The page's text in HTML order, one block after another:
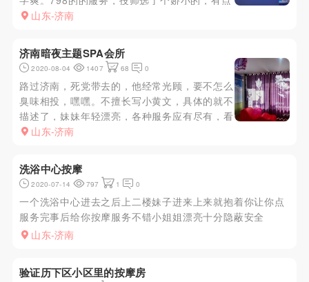
童颜巨乳的感觉，胸有C，但身材娇小，显大嘿
山东-济南
济南暗夜主题SPA会所
2020-08-04 1407 68 0
路过济南，死党带去的，他经常光顾，要不怎么
臭味相投，嘿嘿。不擅长写小黄文，具体的就不
描述了，妹妹年轻漂亮，各种服务应有尽有，看
你钱包了。我做的768的，一个字爽。
山东-济南
洗浴中心按摩
2020-07-14 797 1 0
一个洗浴中心进去之后上二楼妹子进来上来就抱着你让你点
服务完事后给你按摩服务不错小姐姐漂亮十分隐蔽安全
山东-济南
验证历下区小区里的按摩房